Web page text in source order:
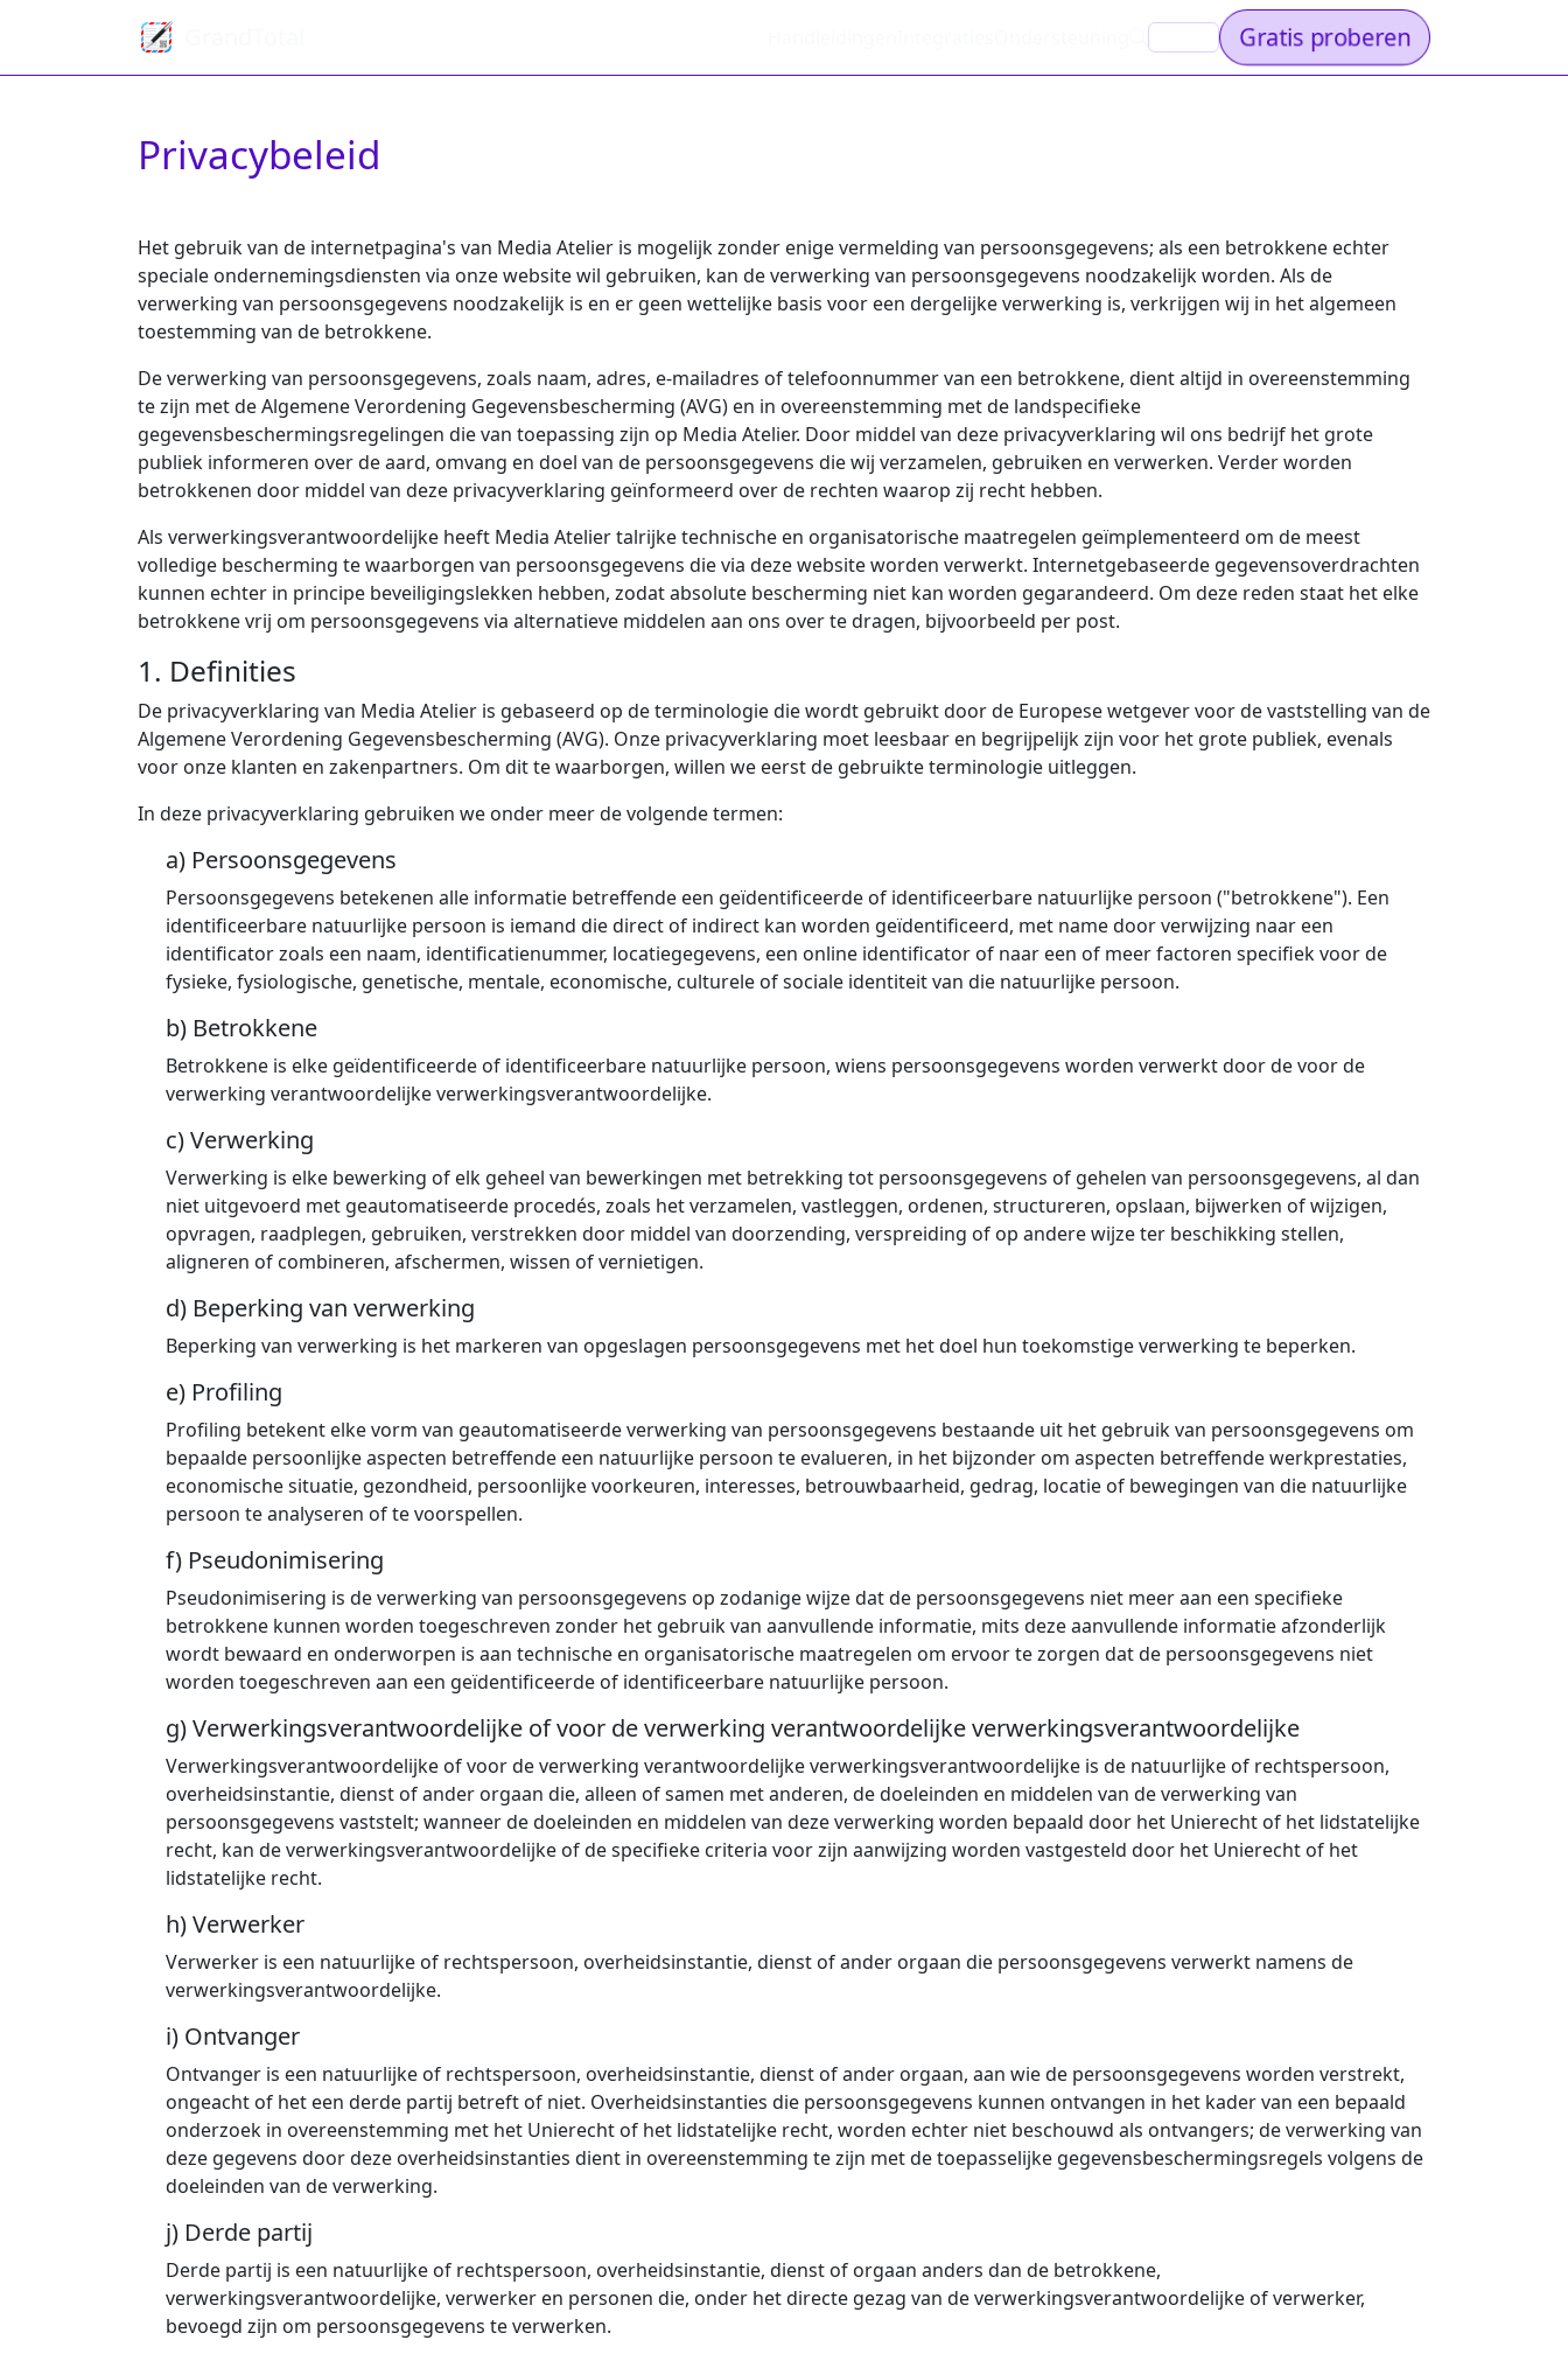
Gratis proberen
Privacybeleid
Het gebruik van de internetpagina's van Media Atelier is mogelijk zonder enige vermelding van persoonsgegevens; als een betrokkene echter
speciale ondernemingsdiensten via onze website wil gebruiken, kan de verwerking van persoonsgegevens noodzakelijk worden. Als de
verwerking van persoonsgegevens noodzakelijk is en er geen wettelijke basis voor een dergelijke verwerking is, verkrijgen wij in het algemeen
toestemming van de betrokkene.
De verwerking van persoonsgegevens, zoals naam, adres, e-mailadres of telefoonnummer van een betrokkene, dient altijd in overeenstemming
te zijn met de Algemene Verordening Gegevensbescherming (AVG) en in overeenstemming met de landspecifieke
gegevensbeschermingsregelingen die van toepassing zijn op Media Atelier. Door middel van deze privacyverklaring wil ons bedrijf het grote
publiek informeren over de aard, omvang en doel van de persoonsgegevens die wij verzamelen, gebruiken en verwerken. Verder worden
betrokkenen door middel van deze privacyverklaring geïnformeerd over de rechten waarop zij recht hebben.
Als verwerkingsverantwoordelijke heeft Media Atelier talrijke technische en organisatorische maatregelen geïmplementeerd om de meest
volledige bescherming te waarborgen van persoonsgegevens die via deze website worden verwerkt. Internetgebaseerde gegevensoverdrachten
kunnen echter in principe beveiligingslekken hebben, zodat absolute bescherming niet kan worden gegarandeerd. Om deze reden staat het elke
betrokkene vrij om persoonsgegevens via alternatieve middelen aan ons over te dragen, bijvoorbeeld per post.
1. Definities
De privacyverklaring van Media Atelier is gebaseerd op de terminologie die wordt gebruikt door de Europese wetgever voor de vaststelling van de
Algemene Verordening Gegevensbescherming (AVG). Onze privacyverklaring moet leesbaar en begrijpelijk zijn voor het grote publiek, evenals
voor onze klanten en zakenpartners. Om dit te waarborgen, willen we eerst de gebruikte terminologie uitleggen.
In deze privacyverklaring gebruiken we onder meer de volgende termen:
a) Persoonsgegevens
Persoonsgegevens betekenen alle informatie betreffende een geïdentificeerde of identificeerbare natuurlijke persoon ("betrokkene"). Een
identificeerbare natuurlijke persoon is iemand die direct of indirect kan worden geïdentificeerd, met name door verwijzing naar een
identificator zoals een naam, identificatienummer, locatiegegevens, een online identificator of naar een of meer factoren specifiek voor de
fysieke, fysiologische, genetische, mentale, economische, culturele of sociale identiteit van die natuurlijke persoon.
b) Betrokkene
Betrokkene is elke geïdentificeerde of identificeerbare natuurlijke persoon, wiens persoonsgegevens worden verwerkt door de voor de
verwerking verantwoordelijke verwerkingsverantwoordelijke.
c) Verwerking
Verwerking is elke bewerking of elk geheel van bewerkingen met betrekking tot persoonsgegevens of gehelen van persoonsgegevens, al dan
niet uitgevoerd met geautomatiseerde procedés, zoals het verzamelen, vastleggen, ordenen, structureren, opslaan, bijwerken of wijzigen,
opvragen, raadplegen, gebruiken, verstrekken door middel van doorzending, verspreiding of op andere wijze ter beschikking stellen,
aligneren of combineren, afschermen, wissen of vernietigen.
d) Beperking van verwerking
Beperking van verwerking is het markeren van opgeslagen persoonsgegevens met het doel hun toekomstige verwerking te beperken.
e) Profiling
Profiling betekent elke vorm van geautomatiseerde verwerking van persoonsgegevens bestaande uit het gebruik van persoonsgegevens om
bepaalde persoonlijke aspecten betreffende een natuurlijke persoon te evalueren, in het bijzonder om aspecten betreffende werkprestaties,
economische situatie, gezondheid, persoonlijke voorkeuren, interesses, betrouwbaarheid, gedrag, locatie of bewegingen van die natuurlijke
persoon te analyseren of te voorspellen.
f) Pseudonimisering
Pseudonimisering is de verwerking van persoonsgegevens op zodanige wijze dat de persoonsgegevens niet meer aan een specifieke
betrokkene kunnen worden toegeschreven zonder het gebruik van aanvullende informatie, mits deze aanvullende informatie afzonderlijk
wordt bewaard en onderworpen is aan technische en organisatorische maatregelen om ervoor te zorgen dat de persoonsgegevens niet
worden toegeschreven aan een geïdentificeerde of identificeerbare natuurlijke persoon.
g) Verwerkingsverantwoordelijke of voor de verwerking verantwoordelijke verwerkingsverantwoordelijke
Verwerkingsverantwoordelijke of voor de verwerking verantwoordelijke verwerkingsverantwoordelijke is de natuurlijke of rechtspersoon,
overheidsinstantie, dienst of ander orgaan die, alleen of samen met anderen, de doeleinden en middelen van de verwerking van
persoonsgegevens vaststelt; wanneer de doeleinden en middelen van deze verwerking worden bepaald door het Unierecht of het lidstatelijke
recht, kan de verwerkingsverantwoordelijke of de specifieke criteria voor zijn aanwijzing worden vastgesteld door het Unierecht of het
lidstatelijke recht.
h) Verwerker
Verwerker is een natuurlijke of rechtspersoon, overheidsinstantie, dienst of ander orgaan die persoonsgegevens verwerkt namens de
verwerkingsverantwoordelijke.
i) Ontvanger
Ontvanger is een natuurlijke of rechtspersoon, overheidsinstantie, dienst of ander orgaan, aan wie de persoonsgegevens worden verstrekt,
ongeacht of het een derde partij betreft of niet. Overheidsinstanties die persoonsgegevens kunnen ontvangen in het kader van een bepaald
onderzoek in overeenstemming met het Unierecht of het lidstatelijke recht, worden echter niet beschouwd als ontvangers; de verwerking van
deze gegevens door deze overheidsinstanties dient in overeenstemming te zijn met de toepasselijke gegevensbeschermingsregels volgens de
doeleinden van de verwerking.
j) Derde partij
Derde partij is een natuurlijke of rechtspersoon, overheidsinstantie, dienst of orgaan anders dan de betrokkene,
verwerkingsverantwoordelijke, verwerker en personen die, onder het directe gezag van de verwerkingsverantwoordelijke of verwerker,
bevoegd zijn om persoonsgegevens te verwerken.